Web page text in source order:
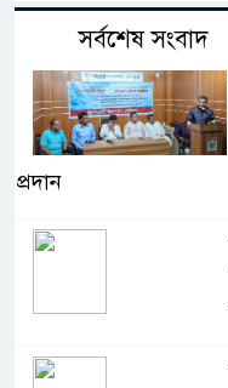
সর্বশেষ সংবাদ
প্রদান